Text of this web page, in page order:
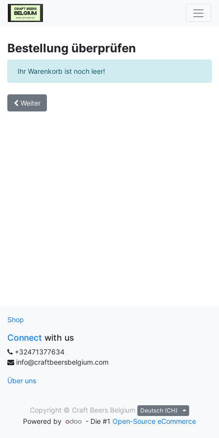
Bestellung überprüfen
Ihr Warenkorb ist noch leer!
Weiter
Shop
Connect with us
+32471377634
info@craftbeersbelgium.com
Über uns
Copyright © Craft Beers Belgium Deutsch (CH)
Powered by - Die #1 Open-Source eCommerce